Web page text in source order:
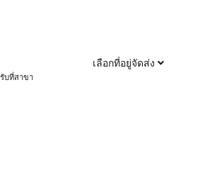
เลือกที่อยู่จัดส่ง
รับที่สาขา